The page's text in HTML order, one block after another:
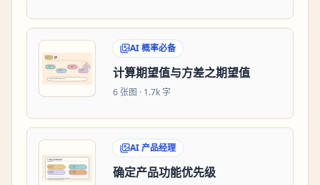
AI 概率必备
计算期望值与方差之期望值
6 张图 · 1.7k 字
AI 产品经理
确定产品功能优先级